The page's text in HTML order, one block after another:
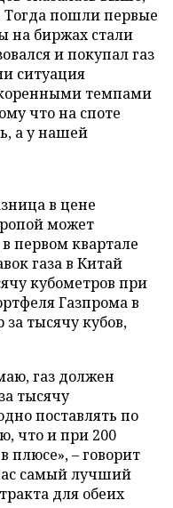
пошли первые
на биржах стали
и покупал газ
ситуация
темпами
что на споте
а у нашей
в цене
может
первом квартале
газа в Китай
кубометров при
Газпрома в
за тысячу кубов,
газ должен
тысячу
поставлять по
что и при 200
плюсе», – говорит
самый лучший
для обеих